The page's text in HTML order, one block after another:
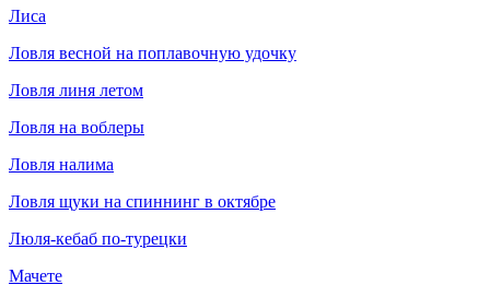
Лиса
Ловля весной на поплавочную удочку
Ловля линя летом
Ловля на воблеры
Ловля налима
Ловля щуки на спиннинг в октябре
Люля-кебаб по-турецки
Мачете